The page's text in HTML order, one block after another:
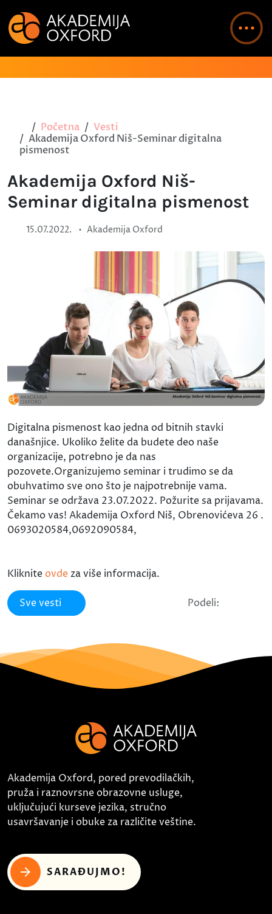
Početna
Vesti
Akademija Oxford Niš-Seminar digitalna
pismenost
Akademija Oxford Niš-
Seminar digitalna pismenost
15.07.2022. • Akademija Oxford
Digitalna pismenost kao jedna od bitnih stavki
današnjice. Ukoliko želite da budete deo naše
organizacije, potrebno je da nas
pozovete.Organizujemo seminar i trudimo se da
obuhvatimo sve ono što je najpotrebnije vama.
Seminar se održava 23.07.2022. Požurite sa prijavama.
Čekamo vas! Akademija Oxford Niš, Obrenovićeva 26 .
0693020584,0692090584,
Kliknite ovde za više informacija.
Sve vesti Podeli:
Akademija Oxford, pored prevodilačkih,
pruža i raznovrsne obrazovne usluge,
uključujući kurseve jezika, stručno
usavršavanje i obuke za različite veštine.
SARAĐUJMO!